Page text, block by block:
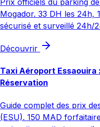
Prix officiels du parking
Mogador. 33 DH les 24h,
sécurisé et surveillé 24h/
Découvrir
Taxi Aéroport
Réservation
Guide complet des prix
(ESU). 150 MAD